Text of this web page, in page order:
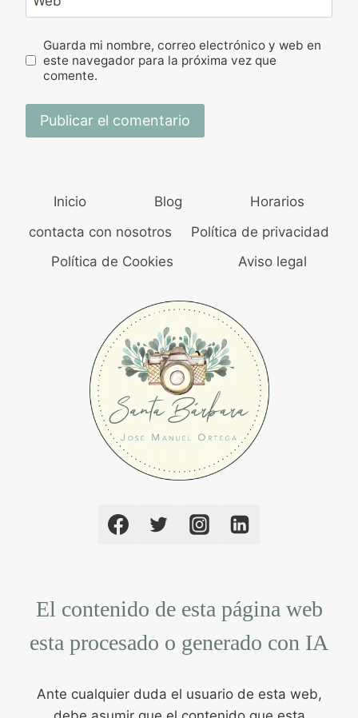
Guarda mi nombre, correo electrónico y web en
este navegador para la próxima vez que
comente.
Inicio Blog
Horarios
contacta con nosotros
Política de privacidad
Política de Cookies
Aviso legal
El contenido de esta página web
esta procesado o generado con IA
Ante cualquier duda el usuario de esta web,